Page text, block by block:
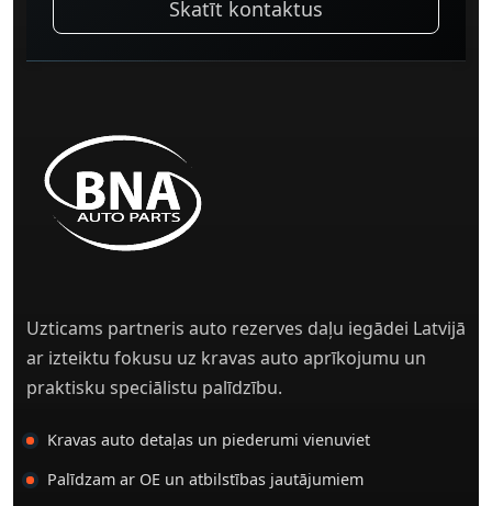
Skatīt kontaktus
Uzticams partneris auto rezerves daļu iegādei Latvijā
ar izteiktu fokusu uz kravas auto aprīkojumu un
praktisku speciālistu palīdzību.
Kravas auto detaļas un piederumi vienuviet
Palīdzam ar OE un atbilstības jautājumiem